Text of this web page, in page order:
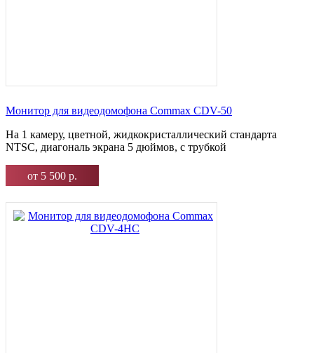
Монитор для видеодомофона Commax CDV-50
На 1 камеру, цветной, жидкокристаллический стандарта
NTSC, диагональ экрана 5 дюймов, с трубкой
от 5 500 р.